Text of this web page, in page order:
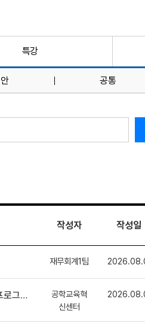
특강
공통
작성자 작성일
재무회계1팀
안내
공학교육혁
신센터